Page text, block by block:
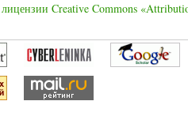
лицензии Creative Commons